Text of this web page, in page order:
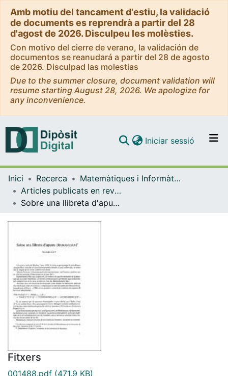
Amb motiu del tancament d'estiu, la validació
de documents es reprendrà a partir del 28
d'agost de 2026. Disculpeu les molèsties.
Con motivo del cierre de verano, la validación de
documentos se reanudará a partir del 28 de agosto
de 2026. Disculpad las molestias
Due to the summer closure, document validation will
resume starting August 28, 2026. We apologize for
any inconvenience.
Navega per tot el DD
Iniciar sessió (current)
Inici Recerca
Matemàtiques i Informàtica
Articles publicats en revistes (Matemàtiques i Informàtica)
Sobre una llibreta d'apunts (Ramanujan)
Fitxers
001488.pdf (471.9 KB)